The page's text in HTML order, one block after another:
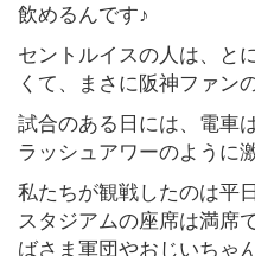
飲めるんです♪
セントルイスの人は、と
くて、まさに阪神ファン
試合のある日には、電車
ラッシュアワーのように
私たちが観戦したのは平
スタジアムの座席は満席
ばさま軍団やおじいちゃ